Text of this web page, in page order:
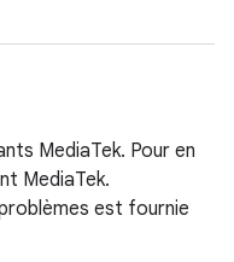
MediaTek. Pour en
MediaTek.
est fournie